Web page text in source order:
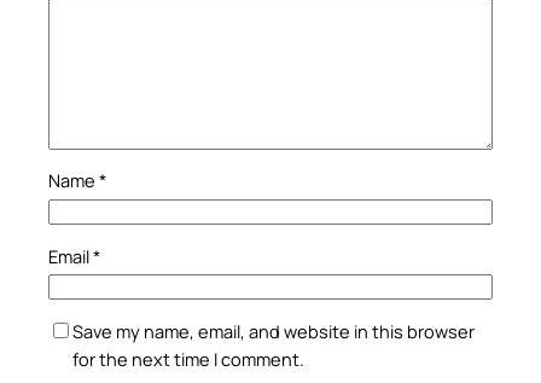
Name *
Email*
Save my name, email, and website in this browser
for the next time I comment.